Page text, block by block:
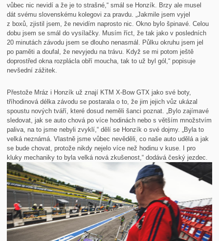
vůbec nic nevidí a že je to strašné,“ smál se Honzík. Brzy ale musel
dát svému slovenskému kolegovi za pravdu. „Jakmile jsem vyjel
z boxů, zjistil jsem, že nevidím naprosto nic. Okno bylo špinavé. Celou
dobu jsem se smál do vysílačky. Musím říct, že tak jako v posledních
20 minutách závodu jsem se dlouho nenasmál. Půlku okruhu jsem jel
po paměti a doufal, že nevyjedu na trávu. Když se mi potom ještě
doprostřed okna rozplácla obří moucha, tak to už byl gól,“ popisuje
nevšední zážitek.
Přestože Mráz i Honzík už znají KTM X-Bow GTX jako své boty,
tříhodinová délka závodu se postarala o to, že jim jejich vůz ukázal
spoustu nových tváří, které dosud neměli šanci poznat. „Bylo zajímavé
sledovat, jak se auto chová po více hodinách nebo s větším množstvím
paliva, na to jsme nebyli zvyklí,“ dělí se Honzík o své dojmy. „Byla to
velká neznámá. Vlastně jsme vůbec nevěděli, co naše auto udělá a jak
se bude chovat, protože nikdy nejelo více než hodinu v kuse. I pro
kluky mechaniky to byla velká nová zkušenost,“ dodává český jezdec.